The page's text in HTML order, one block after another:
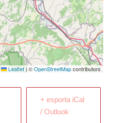
Leaflet | ©OpenStreetMapcontributors
+ esporta iCal
/ Outlook